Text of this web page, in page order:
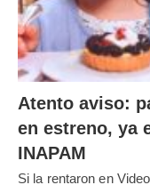
Atento aviso:
en estreno, ya
INAPAM
Si la rentaron en